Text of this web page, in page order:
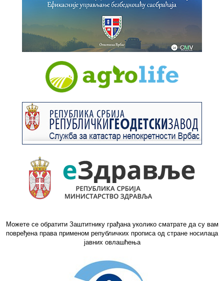
Можете се обратити Заштитнику грађана уколико сматрате да су вам
повређена права применом републичких прописа од стране носилаца
јавних овлашћења